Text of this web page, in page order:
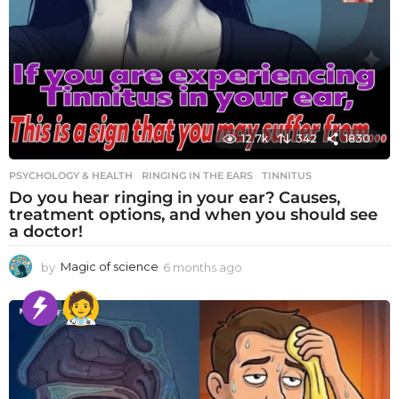
12.7k 342 1830
PSYCHOLOGY & HEALTH RINGING IN THE EARS ,TINNITUS
Do you hear ringing in your ear? Causes,
treatment options, and when you should see
a doctor!
by Magic of science 6 months ago
o
n
t
h
s
a